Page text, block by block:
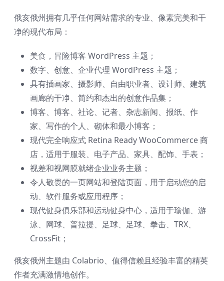
俄亥俄州拥有几乎任何网站需求的专业、像素完美和干
净的现代布局：
美食，冒险博客 WordPress 主题；
数字、创意、企业代理 WordPress 主题；
具有插画家、摄影师、自由职业者、设计师、建筑
画廊的干净、简约和杰出的创意作品集；
博客、博客、社论、记者、杂志新闻、报纸、作
家、写作的个人、砌体和最小博客；
现代完全响应式 Retina Ready WooCommerce 商
店，适用于服装、电子产品、家具、配饰、手表；
视差和视网膜就绪企业业务主题；
令人敬畏的一页网站和登陆页面，用于启动您的启
动、软件服务或应用程序；
现代健身俱乐部和运动健身中心，适用于瑜伽、游
泳、网球、普拉提、足球、足球、拳击、TRX、
CrossFit；
俄亥俄州主题由 Colabrio、值得信赖且经验丰富的精英
作者充满激情地创作。